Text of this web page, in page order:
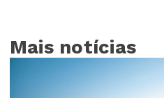
Mais notícias